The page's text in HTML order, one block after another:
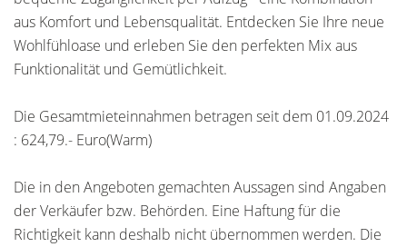
aus Komfort und Lebensqualität. Entdecken Sie Ihre neue
Wohlfühloase und erleben Sie den perfekten Mix aus
Funktionalität und Gemütlichkeit.
Die Gesamtmieteinnahmen betragen seit dem 01.09.2024
: 624,79.- Euro(Warm)
Die in den Angeboten gemachten Aussagen sind Angaben
der Verkäufer bzw. Behörden. Eine Haftung für die
Richtigkeit kann deshalb nicht übernommen werden. Die